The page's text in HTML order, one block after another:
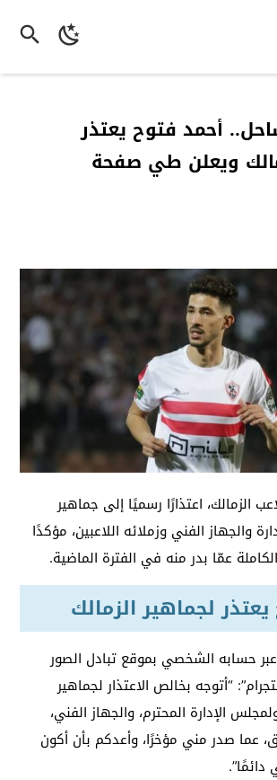
أحمد فتوح يعتذر
ويعلن طي صفحة
الزمالك، اعتذارًا رسميًا إلى جماهير
والجهاز الفني وزملائه اللاعبين، مؤكدًا
عمّا بدر منه في الفترة الماضية.
لجماهير الزمالك
حسابه الشخصي بموقع تبادل الصور
“أتوجه بخالص الاعتذار لجماهير
الإدارة المحترم، والجهاز الفني،
عما صدر مني مؤخرًا، وأعدكم بأن أكون